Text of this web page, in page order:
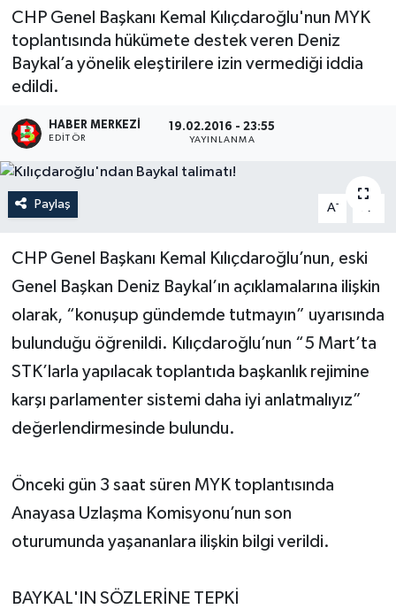
CHP Genel Başkanı Kemal Kılıçdaroğlu'nun MYK
toplantısında hükümete destek veren Deniz
Baykal’a yönelik eleştirilere izin vermediği iddia
edildi.
HABER MERKEZI
EDITÖR
19.02.2016 - 23:55
YAYINLANMA
Paylaş A- A
CHP Genel Başkanı Kemal Kılıçdaroğlu’nun, eski
Genel Başkan Deniz Baykal’ın açıklamalarına ilişkin
olarak, “konuşup gündemde tutmayın” uyarısında
bulunduğu öğrenildi. Kılıçdaroğlu’nun “5 Mart’ta
STK’larla yapılacak toplantıda başkanlık rejimine
karşı parlamenter sistemi daha iyi anlatmalıyız”
değerlendirmesinde bulundu.
Önceki gün 3 saat süren MYK toplantısında
Anayasa Uzlaşma Komisyonu’nun son
oturumunda yaşananlara ilişkin bilgi verildi.
BAYKAL'IN SÖZLERİNE TEPKİ